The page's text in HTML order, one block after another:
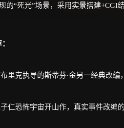
的“死光”场景，采用实景搭建+CGI
里克执导的斯蒂芬·金另一经典改
仁恐怖宇宙开山作，真实事件改编